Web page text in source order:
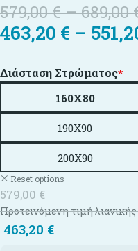
579,00€–689,00
463,20 € –
*
Διάσταση Στρώματος
160X80
190X90
200X90
Reset options
579,00€
Προτεινόμενη τιμή λιανικής
463,20 €